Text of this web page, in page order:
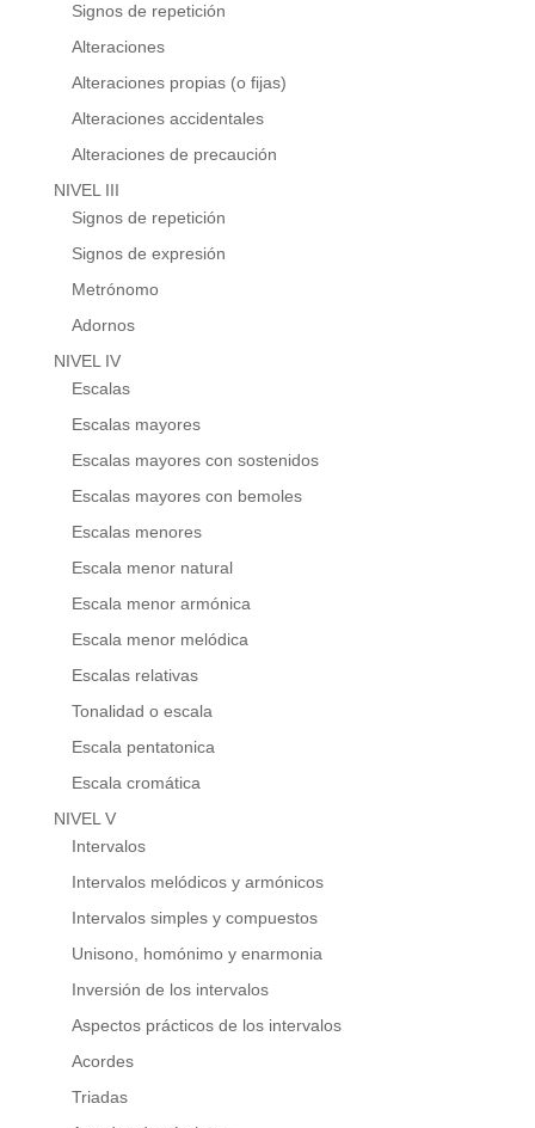
Signos de repetición
Alteraciones
Alteraciones propias (o fijas)
Alteraciones accidentales
Alteraciones de precaución
NIVEL III
Signos de repetición
Signos de expresión
Metrónomo
Adornos
NIVEL IV
Escalas
Escalas mayores
Escalas mayores con sostenidos
Escalas mayores con bemoles
Escalas menores
Escala menor natural
Escala menor armónica
Escala menor melódica
Escalas relativas
Tonalidad o escala
Escala pentatonica
Escala cromática
NIVEL V
Intervalos
Intervalos melódicos y armónicos
Intervalos simples y compuestos
Unisono, homónimo y enarmonia
Inversión de los intervalos
Aspectos prácticos de los intervalos
Acordes
Triadas